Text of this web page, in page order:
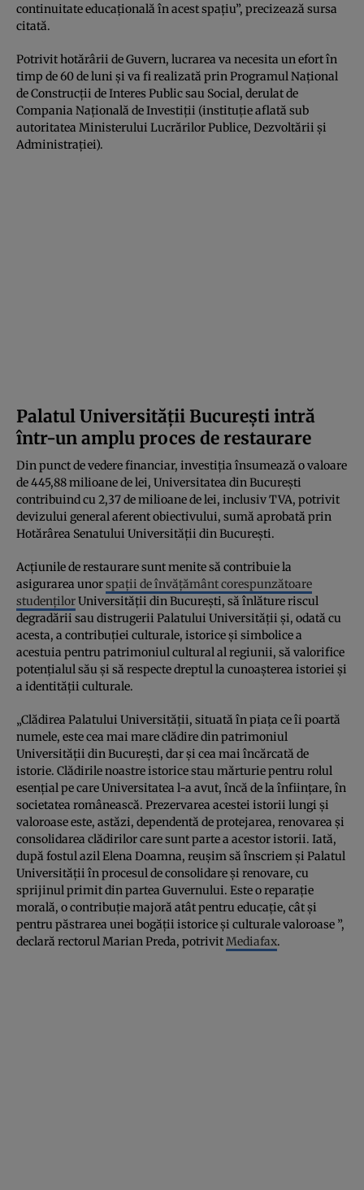
continuitate educațională în acest spațiu”, precizează sursa
citată.
Potrivit hotărârii de Guvern, lucrarea va necesita un efort în
timp de 60 de luni și va fi realizată prin Programul Național
de Construcții de Interes Public sau Social, derulat de
Compania Națională de Investiții (instituție aflată sub
autoritatea Ministerului Lucrărilor Publice, Dezvoltării și
Administrației).
Palatul Universității București intră
într-un amplu proces de restaurare
Din punct de vedere financiar, investiția însumează o valoare
de 445,88 milioane de lei, Universitatea din București
contribuind cu 2,37 de milioane de lei, inclusiv TVA, potrivit
devizului general aferent obiectivului, sumă aprobată prin
Hotărârea Senatului Universității din București.
Acțiunile de restaurare sunt menite să contribuie la
asigurarea unorspații de învățământ corespunzătoare
studențilorUniversității din București, să înlăture riscul
degradării sau distrugerii Palatului Universității și, odată cu
acesta, a contribuției culturale, istorice și simbolice a
acestuia pentru patrimoniul cultural al regiunii, să valorifice
potențialul său și să respecte dreptul la cunoașterea istoriei și
a identității culturale.
„Clădirea Palatului Universității, situată în piața ce îi poartă
numele, este cea mai mare clădire din patrimoniul
Universității din București, dar și cea mai încărcată de
istorie. Clădirile noastre istorice stau mărturie pentru rolul
esențial pe care Universitatea l-a avut, încă de la înființare, în
societatea românească. Prezervarea acestei istorii lungi și
valoroase este, astăzi, dependentă de protejarea, renovarea și
consolidarea clădirilor care sunt parte a acestor istorii. Iată,
după fostul azil Elena Doamna, reușim să înscriem și Palatul
Universității în procesul de consolidare și renovare, cu
sprijinul primit din partea Guvernului. Este o reparație
morală, o contribuție majoră atât pentru educație, cât și
pentru păstrarea unei bogății istorice și culturale valoroase ”,
declară rectorul Marian Preda, potrivitMediafax.